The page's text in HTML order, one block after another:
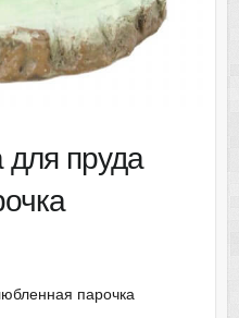
пруда
парочка